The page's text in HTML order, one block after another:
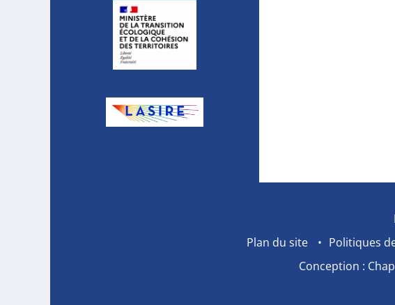
Plan du site
Politiques
Conception :